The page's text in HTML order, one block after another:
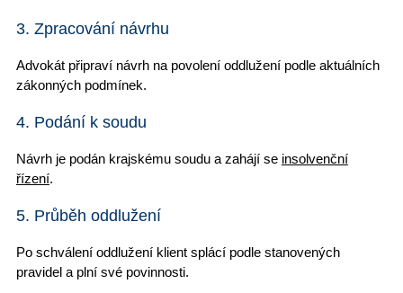
3. Zpracování návrhu
Advokát připraví návrhna povolení oddlužení podle aktuálních
zákonných podmínek.
4. Podání k soudu
Návrh je podán krajskému soudu a zahájí se insolvenční
řízení.
5. Průběh oddlužení
Po schválení oddlužení klient splácí podle stanovených
pravidel a plní své povinnosti.